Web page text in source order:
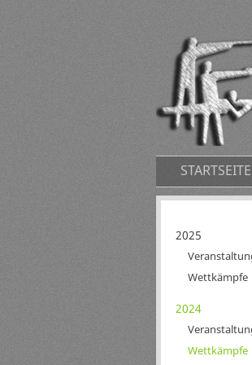
NAVIGATION
STARTSEITE
Navigation
überspringen
2025
Wettkämpfe
2024
Wettkämpfe